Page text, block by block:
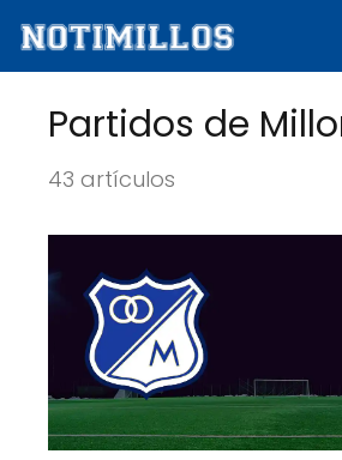
Partidos de
43 artículos